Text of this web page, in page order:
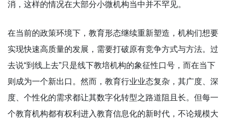
消，这样的情况在大部分小微机构当中并不罕见。
在当前的政策环境下，教育形态继续重新塑造，机构们想要
实现快速高质量的发展，需要打破原有竞争方式与方法。过
去说“到线上去”只是线下教培机构的象征性口号，而在当下
则成为一个新出口。然而，教育行业业态复杂，其广度、深
度、个性化的需求都让其数字化转型之路道阻且长。但每一
个教育机构都有权利进入教育信息化的新时代，不论规模大